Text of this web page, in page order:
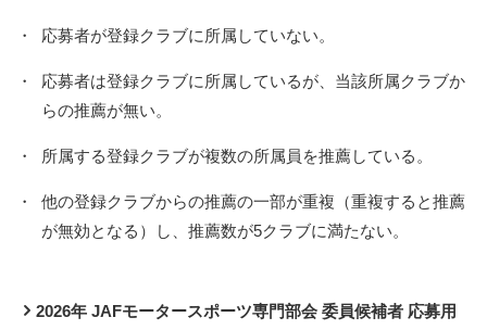
・ 応募者が登録クラブに所属していない。
・
応募者は登録クラブに所属しているが、当該所属クラブか
らの推薦が無い。
・ 所属する登録クラブが複数の所属員を推薦している。
・
他の登録クラブからの推薦の一部が重複（重複すると推薦
が無効となる）し、推薦数が5クラブに満たない。
2026年 JAFモータースポーツ専門部会 委員候補者 応募用